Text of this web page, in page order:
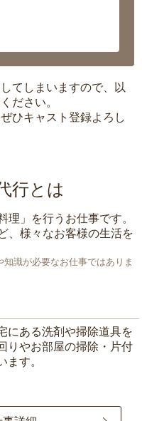
てしまいますので、以
ださい。
ひキャスト登録よろし
行とは
理 」を行うお仕事です。
、様々なお客様の生活を
識が必要なお仕事ではありま
にある洗剤や掃除道具を
りやお部屋の掃除・片付
ます。